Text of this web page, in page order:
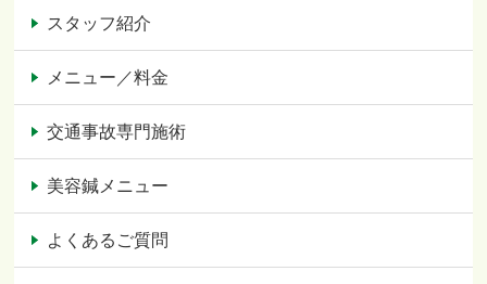
スタッフ紹介
メニュー／料金
交通事故専門施術
美容鍼メニュー
よくあるご質問